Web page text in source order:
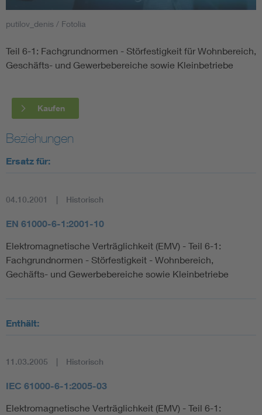
Smart Cities
DKE Fachinformationen im Kontext der Normung
Circular Economy für mehr Ressourceneffizienz
Elektrofachkraft (EFK)
putilov_denis / Fotolia
Teil 6-1: Fachgrundnormen - Störfestigkeit für Wohnbereich,
Geschäfts- und Gewerbebereiche sowie Kleinbetriebe
Kaufen
Beziehungen
Ersatz für:
04.10.2001 Historisch
EN 61000-6-1:2001-10
Elektromagnetische Verträglichkeit (EMV) - Teil 6-1:
Fachgrundnormen - Störfestigkeit - Wohnbereich,
Gechäfts- und Gewerbebereiche sowie Kleinbetriebe
Enthält:
11.03.2005 Historisch
IEC 61000-6-1:2005-03
Elektromagnetische Verträglichkeit (EMV) - Teil 6-1: